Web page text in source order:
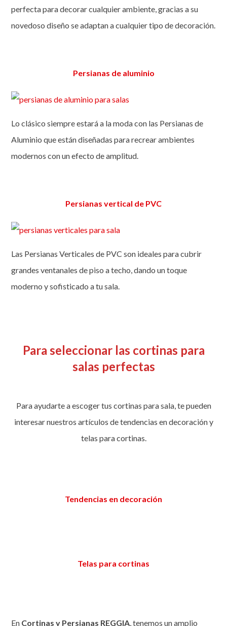
perfecta para decorar cualquier ambiente, gracias a su
novedoso diseño se adaptan a cualquier tipo de decoración.
Persianas de aluminio
Lo clásico siempre estará a la moda con las Persianas de
Aluminio que están diseñadas para recrear ambientes
modernos con un efecto de amplitud.
Persianas vertical de PVC
Las Persianas Verticales de PVC son ideales para cubrir
grandes ventanales de piso a techo, dando un toque
moderno y sofisticado a tu sala.
Para seleccionar las cortinas para
salas perfectas
Para ayudarte a escoger tus cortinas para sala, te pueden
interesar nuestros artículos de tendencias en decoración y
telas para cortinas.
Tendencias en decoración
Telas para cortinas
En Cortinas y Persianas REGGIA, tenemos un amplio